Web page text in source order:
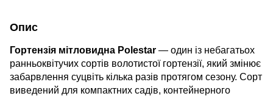
Опис
Гортензія мітловидна Polestar — один із небагатьох
ранньоквітучих сортів волотистої гортензії, який змінює
забарвлення суцвіть кілька разів протягом сезону. Сорт
виведений для компактних садів, контейнерного